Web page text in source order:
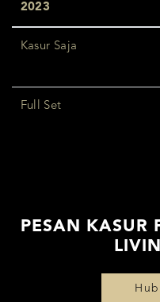
2023
Kasur Saja
Full Set
PESAN KASUR